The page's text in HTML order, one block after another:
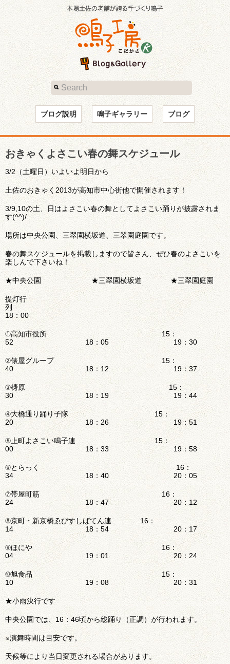
ブログ説明 鳴子ギャラリー ブログ
おきゃくよさこい春の舞スケジュール
3/2（土曜日）いよいよ明日から
土佐のおきゃく2013が高知市中心街他で開催されます！
3/9,10の土、日はよさこい春の舞としてよさこい踊りが披露されま
す(^^)/
場所は中央公園、三翠園横坂道、三翠園庭園です。
春の舞スケジュールを掲載しますので皆さん、ぜひ春のよさこいを
楽しんで下さいね！
★中央公園 ★三翠園横坂道 ★三翠園庭園
提灯行
18：00
①高知市役所 15：
52 18：05 19：30
②俵屋グループ 15：
40 18：12 19：37
③梼原 15：
30 18：19 19：44
④大橋通り踊り子隊 15：
20 18：26 19：51
⑤上町よさこい鳴子連 15：
00 18：33 19：58
⑥とらっく 16：
34 18：40 20：05
⑦帯屋町筋 16：
24 18：47 20：12
⑧京町・新京橋ゑびすしばてん連 16：
14 18：54 20：17
⑨ほにや 16：
04 19：01 20：24
⑩旭食品 15：
10 19：08 20：31
★小雨決行です
中央公園では、16：46頃から総踊り（正調）が行われます。
※演舞時間は目安です。
天候等により当日変更される場合があります。